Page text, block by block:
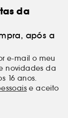
da
após a
e-mail o meu
novidades da
16 anos.
e aceito